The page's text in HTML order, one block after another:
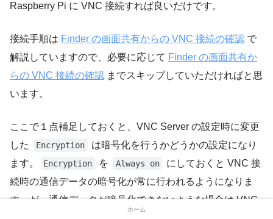
Raspberry Pi に VNC 接続すれば良いだけです。
接続手順は Finder の画面共有からの VNC 接続の確認 で
解説していますので、必要に応じて Finder の画面共有か
らの VNC 接続の確認 までスキップしていただければと思
います。
ここで１点補足しておくと、VNC Server の設定時に変更
した
Encryption
は暗号化を行うかどうかの設定になり
ます。
Encryption を Always on
にしておくと VNC 接
続時の通信データの暗号化が常に行われるようになりま
す。が、通信データが暗号化できないような場合は VNC
ホーム